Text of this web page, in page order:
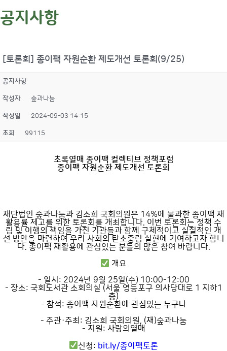
공지사항
[토론회] 종이팩 자원순환 제도개선 토론회(9/25)
공지사항
작성자 숲과나눔
작성일 2024-09-03 14:15
조회 99115
초록열매 종이팩 컬렉티브 정책포럼
종이팩 자원순환 제도개선 토론회
재단법인 숲과나눔과 김소희 국회의원은 14%에 불과한 종이팩 재
활용률 제고를 위한 토론회를 개최합니다. 이번 토론회는 정책 수
립 및 이행의 책임을 가진 기관들과 함께 구체적이고 실질적인 개
선 방안을 마련하여 우리 사회의 탄소중립 실현에 기여하고자 합니
다. 종이팩 재활용에 관심있는 분들의 많은 참여 바랍니다.
개요
- 일시: 2024년 9월 25일(수) 10:00-12:00
- 장소: 국회도서관 소회의실 (서울 영등포구 의사당대로 1 지하1
층)
- 참석: 종이팩 자원순환에 관심있는 누구나
- 주관·주최: 김소희 국회의원, (재)숲과나눔
- 지원: 사랑의열매
신청: bit.ly/종이팩토론